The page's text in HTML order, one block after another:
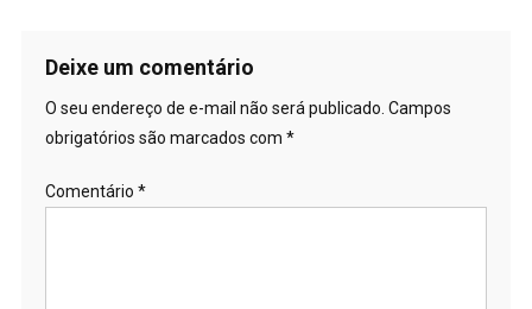
Post
Deixe um comentário
O seu endereço de e-mail não será publicado. Campos
obrigatórios são marcados com *
Comentário *